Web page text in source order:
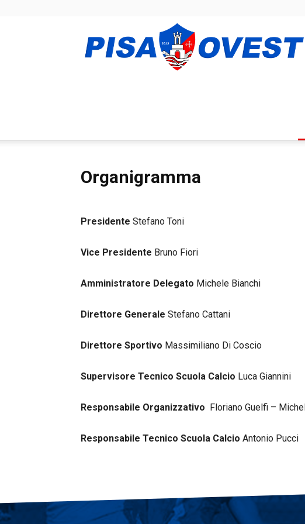
Organigramma
Presidente Stefano Toni
Vice Presidente Bruno Fiori
Amministratore Delegato Michele Bianchi
Direttore Generale Stefano Cattani
Direttore Sportivo Massimiliano Di Coscio
Supervisore Tecnico Scuola Calcio Luca Giannini
Responsabile Organizzativo Floriano Guelfi –
Responsabile Tecnico Scuola Calcio Antonio Pucci